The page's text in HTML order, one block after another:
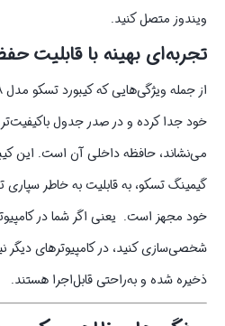
ویندوز متصل کنید.
تجربه‌ای بهینه با
خود جدا کرده و در صدر جدول
می‌نشاند، حافظه داخلی آن است. این
گیمینگ تسکو، به قابلیت به خاطر
خود مجهز است. یعنی اگر شما در
شخصی‌سازی کنید، در کامپیوترهای دیگر
ذخیره شده و به‌راحتی قابل‌اجرا هستند.